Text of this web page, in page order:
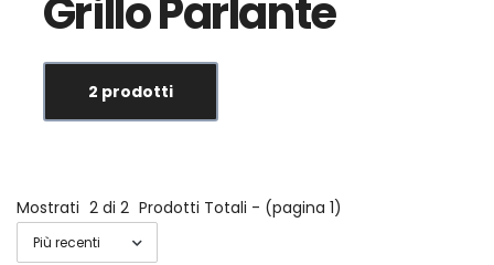
Grillo Parlante
2 prodotti
Mostrati 2 di 2 Prodotti Totali - (pagina 1)